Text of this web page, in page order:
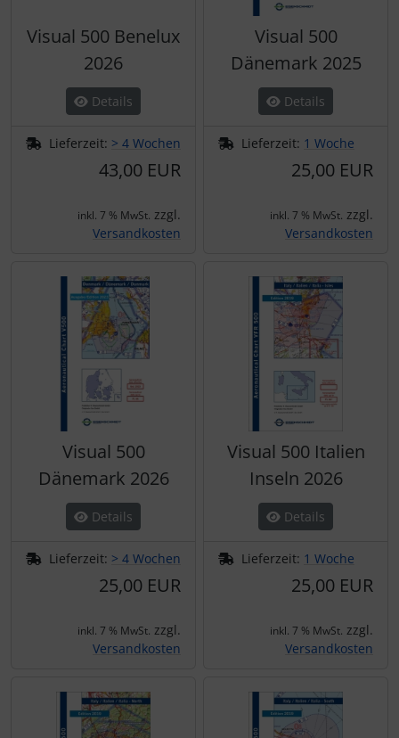
Visual 500 Benelux
2026
Details
Lieferzeit: > 4 Wochen
43,00 EUR
inkl. 7 % MwSt. zzgl.
Versandkosten
Visual 500
Dänemark 2025
Details
Lieferzeit: 1 Woche
25,00 EUR
inkl. 7 % MwSt. zzgl.
Versandkosten
Visual 500
Dänemark 2026
Details
Lieferzeit: > 4 Wochen
25,00 EUR
inkl. 7 % MwSt. zzgl.
Versandkosten
Visual 500 Italien
Inseln 2026
Details
Lieferzeit: 1 Woche
25,00 EUR
inkl. 7 % MwSt. zzgl.
Versandkosten